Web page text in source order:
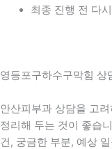
최종 진행 전 다
영등포구하수구막힘 상
안산피부과 상담을 고
정리해 두는 것이 좋습
건, 궁금한 부분, 예상